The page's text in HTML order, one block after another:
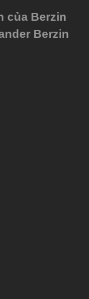
của Berzin
Berzin